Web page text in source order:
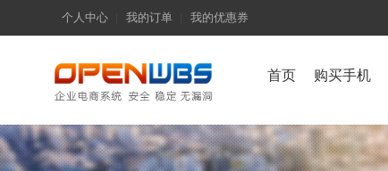
个人中心 我的订单 我的优惠券
首页 购买手机